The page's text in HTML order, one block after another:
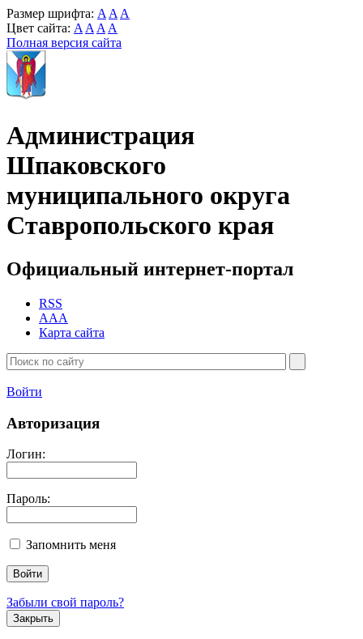
Размер шрифта: A A A
Цвет сайта: A A A A
Полная версия сайта
Администрация
Шпаковского
муниципального округа
Ставропольского края
Официальный интернет-портал
RSS
AAA
Карта сайта
Войти
Авторизация
Логин:
Пароль:
Запомнить меня
Забыли свой пароль?
Закрыть